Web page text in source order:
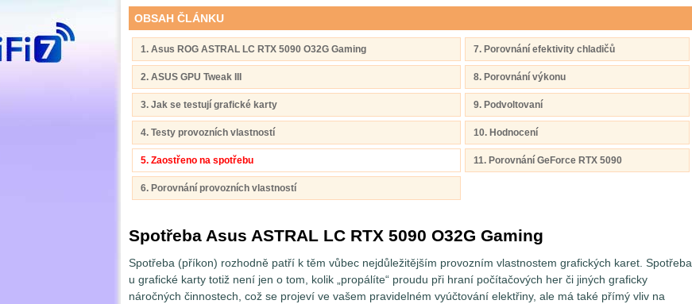
OBSAH ČLÁNKU
1. Asus ROG ASTRAL LC RTX 5090 O32G Gaming 7. Porovnání efektivity chladičů
2. ASUS GPU Tweak III 8. Porovnání výkonu
3. Jak se testují grafické karty 9. Podvoltovaní
4. Testy provozních vlastností 10. Hodnocení
5. Zaostřeno na spotřebu 11. Porovnání GeForce RTX 5090
6. Porovnání provozních vlastností
Spotřeba Asus ASTRAL LC RTX 5090 O32G Gaming
Spotřeba (příkon) rozhodně patří k těm vůbec nejdůležitějším provozním vlastnostem grafických karet. Spotřeba
u grafické karty totiž není jen o tom, kolik „propálíte“ proudu při hraní počítačových her či jiných graficky
náročných činnostech, což se projeví ve vašem pravidelném vyúčtování elektřiny, ale má také přímý vliv na